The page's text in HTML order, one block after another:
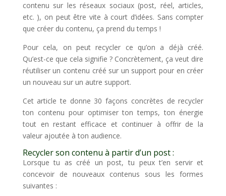
contenu sur les réseaux sociaux (post, réel, articles,
etc. ), on peut être vite à court d’idées. Sans compter
que créer du contenu, ça prend du temps !
Pour cela, on peut recycler ce qu’on a déjà créé.
Qu’est-ce que cela signifie ? Concrètement, ça veut dire
réutiliser un contenu créé sur un support pour en créer
un nouveau sur un autre support.
Cet article te donne 30 façons concrètes de recycler
ton contenu pour optimiser ton temps, ton énergie
tout en restant efficace et continuer à offrir de la
valeur ajoutée à ton audience.
Recycler son contenu à partir d’un post :
Lorsque tu as créé un post, tu peux t’en servir et
concevoir de nouveaux contenus sous les formes
suivantes :